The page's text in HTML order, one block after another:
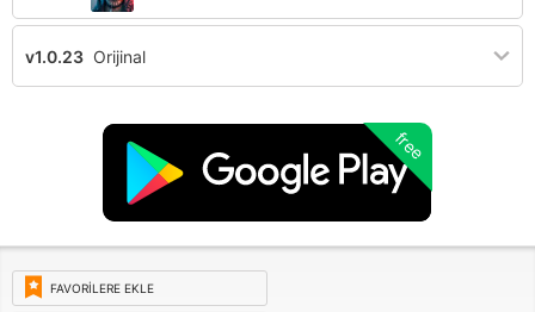
v1.0.23 Orijinal
free
FAVORILERE EKLE